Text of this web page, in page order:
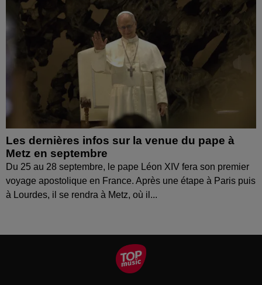
Les dernières infos sur la venue du pape à
Metz en septembre
Du 25 au 28 septembre, le pape Léon XIV fera son premier
voyage apostolique en France. Après une étape à Paris puis
à Lourdes, il se rendra à Metz, où il...